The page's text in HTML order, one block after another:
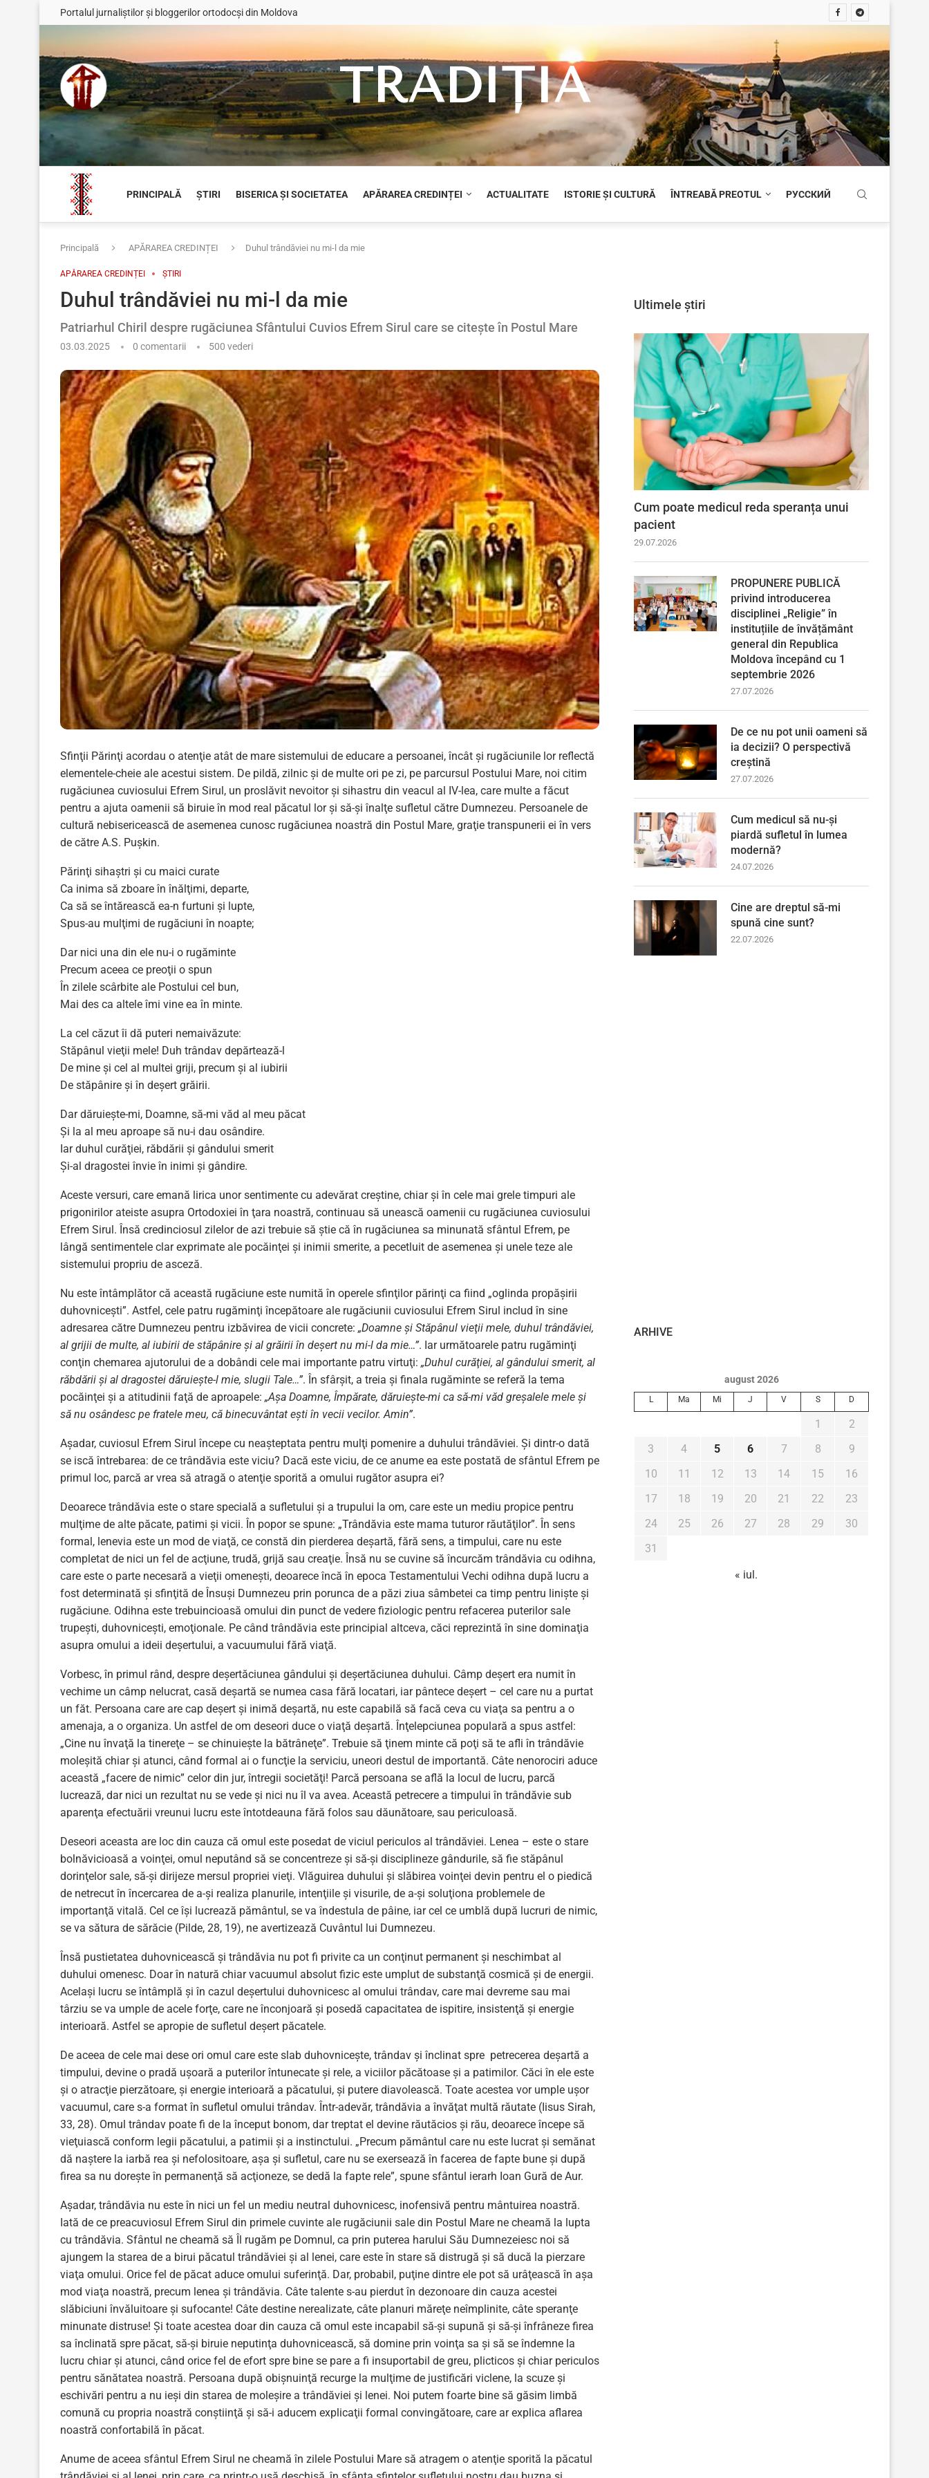
Portalul jurnaliștilor și bloggerilor ortodocși din Moldova
TRADIȚIA
PRINCIPALĂ ȘTIRI BISERICA ȘI SOCIETATEA APĂRAREA CREDINȚEI ACTUALITATE ISTORIE ȘI CULTURĂ ÎNTREABĂ PREOTUL РУССКИЙ
Principală APĂRAREA CREDINȚEI Duhul trândăviei nu mi-l da mie
APĂRAREA CREDINȚEI ȘTIRI
Duhul trândăviei nu mi-l da mie
Patriarhul Chiril despre rugăciunea Sfântului Cuvios Efrem Sirul care se citește în Postul Mare
03.03.2025 0 comentarii 500 vederi
Sfinţii Părinţi acordau o atenţie atât de mare sistemului de educare a persoanei, încât şi rugăciunile lor reflectă
elementele-cheie ale acestui sistem. De pildă, zilnic şi de multe ori pe zi, pe parcursul Postului Mare, noi citim
rugăciunea cuviosului Efrem Sirul, un proslăvit nevoitor şi sihastru din veacul al IV-lea, care multe a făcut
pentru a ajuta oamenii să biruie în mod real păcatul lor şi să-şi înalţe sufletul către Dumnezeu. Persoanele de
cultură nebisericească de asemenea cunosc rugăciunea noastră din Postul Mare, graţie transpunerii ei în vers
de către A.S. Puşkin.
Părinţi sihaștri şi cu maici curate
Ca inima să zboare în înălţimi, departe,
Ca să se întărească ea-n furtuni şi lupte,
Spus-au mulţimi de rugăciuni în noapte;
Dar nici una din ele nu-i o rugăminte
Precum aceea ce preoţii o spun
În zilele scârbite ale Postului cel bun,
Mai des ca altele îmi vine ea în minte.
La cel căzut îi dă puteri nemaivăzute:
Stăpânul vieţii mele! Duh trândav depărtează-l
De mine şi cel al multei griji, precum şi al iubirii
De stăpânire şi în deşert grăirii.
Dar dăruieşte-mi, Doamne, să-mi văd al meu păcat
Şi la al meu aproape să nu-i dau osândire.
Iar duhul curăţiei, răbdării şi gândului smerit
Şi-al dragostei învie în inimi şi gândire.
Aceste versuri, care emană lirica unor sentimente cu adevărat creştine, chiar şi în cele mai grele timpuri ale
prigonirilor ateiste asupra Ortodoxiei în ţara noastră, continuau să unească oamenii cu rugăciunea cuviosului
Efrem Sirul. Însă credinciosul zilelor de azi trebuie să ştie că în rugăciunea sa minunată sfântul Efrem, pe
lângă sentimentele clar exprimate ale pocăinţei şi inimii smerite, a pecetluit de asemenea şi unele teze ale
sistemului propriu de asceză.
Nu este întâmplător că această rugăciune este numită în operele sfinţilor părinţi ca fiind „oglinda propăşirii
duhovniceşti”. Astfel, cele patru rugăminţi începătoare ale rugăciunii cuviosului Efrem Sirul includ în sine
adresarea către Dumnezeu pentru izbăvirea de vicii concrete: „Doamne şi Stăpânul vieţii mele, duhul trândăviei,
al grijii de multe, al iubirii de stăpânire şi al grăirii în deşert nu mi-l da mie…”. Iar următoarele patru rugăminţi
conţin chemarea ajutorului de a dobândi cele mai importante patru virtuţi: „Duhul curăţiei, al gândului smerit, al
răbdării şi al dragostei dăruieşte-l mie, slugii Tale…”. În sfârşit, a treia şi finala rugăminte se referă la tema
pocăinţei şi a atitudinii faţă de aproapele: „Aşa Doamne, Împărate, dăruieşte-mi ca să-mi văd greşalele mele şi
să nu osândesc pe fratele meu, că binecuvântat eşti în vecii vecilor. Amin”.
Aşadar, cuviosul Efrem Sirul începe cu neaşteptata pentru mulţi pomenire a duhului trândăviei. Şi dintr-o dată
se iscă întrebarea: de ce trândăvia este viciu? Dacă este viciu, de ce anume ea este postată de sfântul Efrem pe
primul loc, parcă ar vrea să atragă o atenţie sporită a omului rugător asupra ei?
Deoarece trândăvia este o stare specială a sufletului şi a trupului la om, care este un mediu propice pentru
mulţime de alte păcate, patimi şi vicii. În popor se spune: „Trândăvia este mama tuturor răutăţilor”. În sens
formal, lenevia este un mod de viaţă, ce constă din pierderea deşartă, fără sens, a timpului, care nu este
completat de nici un fel de acţiune, trudă, grijă sau creaţie. Însă nu se cuvine să încurcăm trândăvia cu odihna,
care este o parte necesară a vieţii omeneşti, deoarece încă în epoca Testamentului Vechi odihna după lucru a
fost determinată şi sfinţită de Însuşi Dumnezeu prin porunca de a păzi ziua sâmbetei ca timp pentru linişte şi
rugăciune. Odihna este trebuincioasă omului din punct de vedere fiziologic pentru refacerea puterilor sale
trupeşti, duhovniceşti, emoţionale. Pe când trândăvia este principial altceva, căci reprezintă în sine dominaţia
asupra omului a ideii deşertului, a vacuumului fără viaţă.
Vorbesc, în primul rând, despre deşertăciunea gândului şi deşertăciunea duhului. Câmp deşert era numit în
vechime un câmp nelucrat, casă deşartă se numea casa fără locatari, iar pântece deşert – cel care nu a purtat
un făt. Persoana care are cap deşert şi inimă deşartă, nu este capabilă să facă ceva cu viaţa sa pentru a o
amenaja, a o organiza. Un astfel de om deseori duce o viaţă deşartă. Înţelepciunea populară a spus astfel:
„Cine nu învaţă la tinereţe – se chinuieşte la bătrâneţe”. Trebuie să ţinem minte că poţi să te afli în trândăvie
moleşită chiar şi atunci, când formal ai o funcţie la serviciu, uneori destul de importantă. Câte nenorociri aduce
această „facere de nimic” celor din jur, întregii societăţi! Parcă persoana se află la locul de lucru, parcă
lucrează, dar nici un rezultat nu se vede şi nici nu îl va avea. Această petrecere a timpului în trândăvie sub
aparenţa efectuării vreunui lucru este întotdeauna fără folos sau dăunătoare, sau periculoasă.
Deseori aceasta are loc din cauza că omul este posedat de viciul periculos al trândăviei. Lenea – este o stare
bolnăvicioasă a voinţei, omul neputând să se concentreze şi să-şi disciplineze gândurile, să fie stăpânul
dorinţelor sale, să-şi dirijeze mersul propriei vieţi. Vlăguirea duhului şi slăbirea voinţei devin pentru el o piedică
de netrecut în încercarea de a-şi realiza planurile, intenţiile şi visurile, de a-şi soluţiona problemele de
importanţă vitală. Cel ce îşi lucrează pământul, se va îndestula de pâine, iar cel ce umblă după lucruri de nimic,
se va sătura de sărăcie (Pilde, 28, 19), ne avertizează Cuvântul lui Dumnezeu.
Însă pustietatea duhovnicească şi trândăvia nu pot fi privite ca un conţinut permanent şi neschimbat al
duhului omenesc. Doar în natură chiar vacuumul absolut fizic este umplut de substanţă cosmică şi de energii.
Acelaşi lucru se întâmplă şi în cazul deşertului duhovnicesc al omului trândav, care mai devreme sau mai
târziu se va umple de acele forţe, care ne înconjoară şi posedă capacitatea de ispitire, insistenţă şi energie
interioară. Astfel se apropie de sufletul deşert păcatele.
De aceea de cele mai dese ori omul care este slab duhovniceşte, trândav şi înclinat spre petrecerea deşartă a
timpului, devine o pradă uşoară a puterilor întunecate şi rele, a viciilor păcătoase şi a patimilor. Căci în ele este
şi o atracţie pierzătoare, şi energie interioară a păcatului, şi putere diavolească. Toate acestea vor umple uşor
vacuumul, care s-a format în sufletul omului trândav. Într-adevăr, trândăvia a învăţat multă răutate (Iisus Sirah,
33, 28). Omul trândav poate fi de la început bonom, dar treptat el devine răutăcios şi rău, deoarece începe să
vieţuiască conform legii păcatului, a patimii şi a instinctului. „Precum pământul care nu este lucrat şi semănat
dă naştere la iarbă rea şi nefolositoare, aşa şi sufletul, care nu se exersează în facerea de fapte bune şi după
firea sa nu doreşte în permanenţă să acţioneze, se dedă la fapte rele”, spune sfântul ierarh Ioan Gură de Aur.
Aşadar, trândăvia nu este în nici un fel un mediu neutral duhovnicesc, inofensivă pentru mântuirea noastră.
Iată de ce preacuviosul Efrem Sirul din primele cuvinte ale rugăciunii sale din Postul Mare ne cheamă la lupta
cu trândăvia. Sfântul ne cheamă să Îl rugăm pe Domnul, ca prin puterea harului Său Dumnezeiesc noi să
ajungem la starea de a birui păcatul trândăviei şi al lenei, care este în stare să distrugă şi să ducă la pierzare
viaţa omului. Orice fel de păcat aduce omului suferinţă. Dar, probabil, puţine dintre ele pot să urâţească în aşa
mod viaţa noastră, precum lenea şi trândăvia. Câte talente s-au pierdut în dezonoare din cauza acestei
slăbiciuni învăluitoare şi sufocante! Câte destine nerealizate, câte planuri măreţe neîmplinite, câte speranţe
minunate distruse! Şi toate acestea doar din cauza că omul este incapabil să-şi supună şi să-şi înfrâneze firea
sa înclinată spre păcat, să-şi biruie neputinţa duhovnicească, să domine prin voinţa sa şi să se îndemne la
lucru chiar şi atunci, când orice fel de efort spre bine se pare a fi insuportabil de greu, plicticos şi chiar periculos
pentru sănătatea noastră. Persoana după obişnuinţă recurge la mulţime de justificări viclene, la scuze şi
eschivări pentru a nu ieşi din starea de moleşire a trândăviei şi lenei. Noi putem foarte bine să găsim limbă
comună cu propria noastră conştiinţă şi să-i aducem explicaţii formal convingătoare, care ar explica aflarea
noastră confortabilă în păcat.
Anume de aceea sfântul Efrem Sirul ne cheamă în zilele Postului Mare să atragem o atenţie sporită la păcatul
Ultimele știri
Cum poate medicul reda speranța unui
pacient
29.07.2026
PROPUNERE PUBLICĂ
privind introducerea
disciplinei „Religie” în
instituțiile de învățământ
general din Republica
Moldova începând cu 1
septembrie 2026
27.07.2026
De ce nu pot unii oameni să
ia decizii? O perspectivă
creștină
27.07.2026
Cum medicul să nu-și
piardă sufletul în lumea
modernă?
24.07.2026
Cine are dreptul să-mi
spună cine sunt?
22.07.2026
ARHIVE
august 2026
L Ma Mi J V S D
1
2
3
4 5 6 7 8
9
10
11 12 13 14 15
16
17
18 19 20 21 22
23
24
25 26 27 28 29
30
31
« iul.